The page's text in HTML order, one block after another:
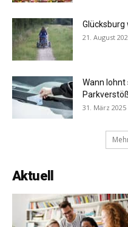
Glücksburg
21. August
Wann lohnt
31. März 2025
Aktuell